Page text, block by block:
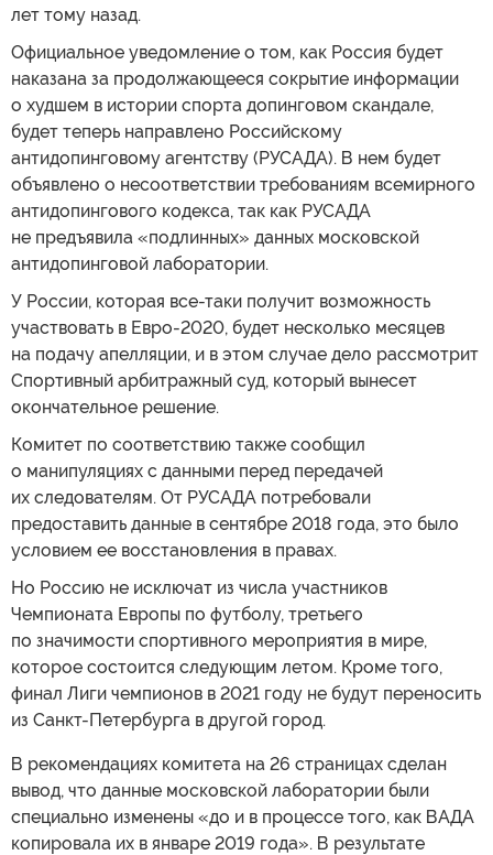
лет тому назад.
Официальное уведомление о том, как Россия будет
наказана за продолжающееся сокрытие информации
о худшем в истории спорта допинговом скандале,
будет теперь направлено Российскому
антидопинговому агентству (РУСАДА). В нем будет
объявлено о несоответствии требованиям всемирного
антидопингового кодекса, так как РУСАДА
не предъявила «подлинных» данных московской
антидопинговой лаборатории.
У России, которая все-таки получит возможность
участвовать в Евро-2020, будет несколько месяцев
на подачу апелляции, и в этом случае дело рассмотрит
Спортивный арбитражный суд, который вынесет
окончательное решение.
Комитет по соответствию также сообщил
о манипуляциях с данными перед передачей
их следователям. От РУСАДА потребовали
предоставить данные в сентябре 2018 года, это было
условием ее восстановления в правах.
Но Россию не исключат из числа участников
Чемпионата Европы по футболу, третьего
по значимости спортивного мероприятия в мире,
которое состоится следующим летом. Кроме того,
финал Лиги чемпионов в 2021 году не будут переносить
из Санкт-Петербурга в другой город.
В рекомендациях комитета на 26 страницах сделан
вывод, что данные московской лаборатории были
специально изменены «до и в процессе того, как ВАДА
копировала их в январе 2019 года». В результате